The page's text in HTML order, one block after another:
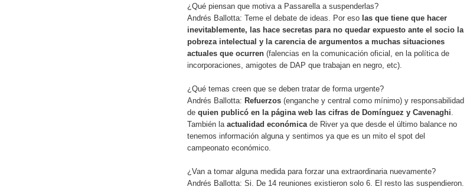
¿Qué piensan que motiva a Passarella a suspenderlas?
Andrés Ballotta: Teme el debate de ideas. Por eso las que tiene que hacer
inevitablemente, las hace secretas para no quedar expuesto ante el socio la
pobreza intelectual y la carencia de argumentos a muchas situaciones
actuales que ocurren (falencias en la comunicación oficial, en la política de
incorporaciones, amigotes de DAP que trabajan en negro, etc).
¿Qué temas creen que se deben tratar de forma urgente?
Andrés Ballotta: Refuerzos (enganche y central como mínimo) y responsabilidad
de quien publicó en la página web las cifras de Domínguez y Cavenaghi.
También la actualidad económicade River ya que desde el último balance no
tenemos información alguna y sentimos ya que es un mito el spot del
campeonato económico.
¿Van a tomar alguna medida para forzar una extraordinaria nuevamente?
Andrés Ballotta: Si. De 14 reuniones existieron solo 6. El resto las suspendieron.